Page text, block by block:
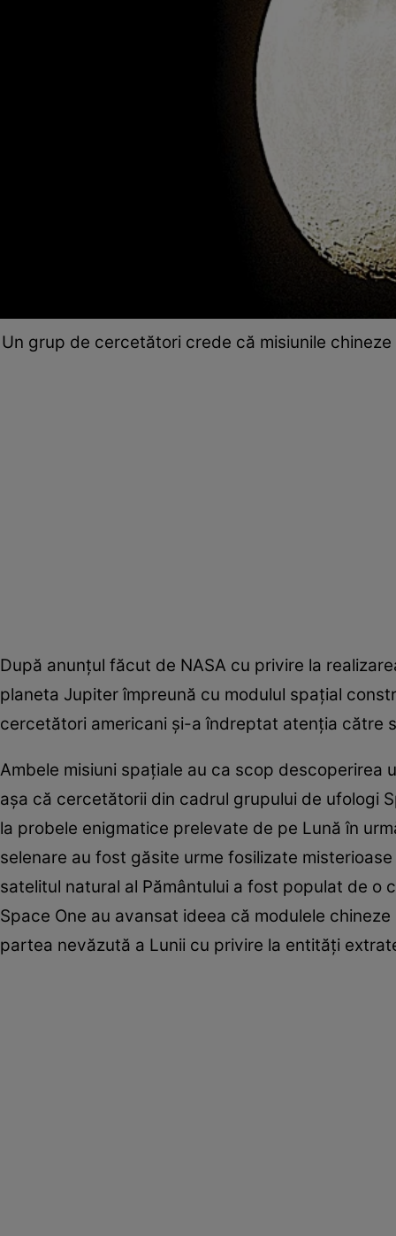
Un grup de cercetători crede că misiunile
După anunţul făcut de NASA cu privire la
planeta Jupiter împreună cu modulul spaţial
cercetători americani şi-a îndreptat atenţia către
Ambele misiuni spaţiale au ca scop
aşa că cercetătorii din cadrul grupului de ufologi
la probele enigmatice prelevate de pe Lună în
selenare au fost găsite urme fosilizate
satelitul natural al Pământului a fost populat de o
Space One au avansat ideea că modulele
partea nevăzută a Lunii cu privire la entităţi